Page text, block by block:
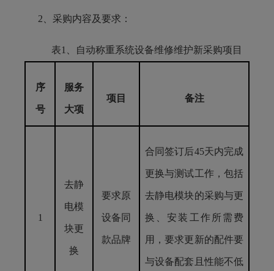
2、采购内容及要求：
表1、自动称重系统设备维修维护新采购项目
序
号
服务
大项
项目 备注
1
去静
电模
块更
换
要求原
设备同
款品牌
合同签订后45天内完成
更换与测试工作，包括
去静电模块的采购与更
换、安装工作所需费
用，要求更新的配件要
与设备配套且性能不低